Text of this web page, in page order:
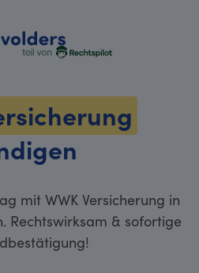
volders
mit WWK Versicherung in
Rechtswirksam & sofortige